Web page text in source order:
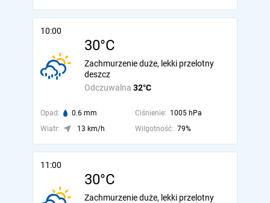
10:00
30°C
Odczuwalna 32°C
Zachmurzenie duże, lekki przelotny
deszcz
Opad: 0.6 mm Ciśnienie: 1005 hPa
Wiatr:
13 km/h Wilgotność: 79%
11:00
30°C
Zachmurzenie duże, lekki przelotny